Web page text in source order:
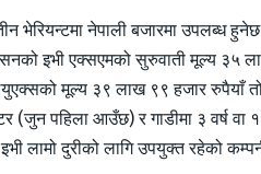
भेरियन्टमा नेपाली बजारमा
इभी एक्सएमको सुरुवाती मूल्य ३५
मूल्य ३९ लाख ९९ हजार रुपैयाँ
(जुन पहिला आउँछ) र गाडीमा ३ वर्ष
लामो दुरीको लागि उपयुक्त रहेको